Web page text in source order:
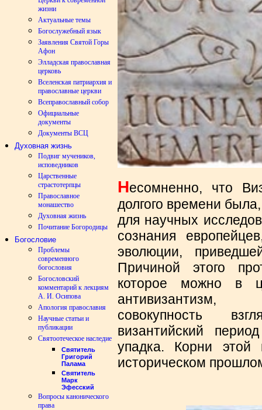
жизни
Актуальные темы
Богослужебный язык
Заявления Святой Горы
Афон
Элладская православная
церковь
Вселенская патриархия и
православные церкви
Всеправославный собор
Официальные
документы
Документы ВСЦ
Духовная жизнь
Подвиг мучеников,
исповедников
Царственные
страстотерпцы
Православное
монашество
Духовная жизнь
Почитание Богородицы
Богословие
Проблемы
современного
богословия
Богословский
комментарий к лекциям
А. И. Осипова
Апология православия
Научные статьи и
публикации
Святоотеческое наследие
Святитель
Григорий
Палама
Святитель
Марк
Эфесский
Вопросы канонического
права
Несомненно, что
долгого времени
для научных
сознания
эволюции,
Причиной этого
которое можно в
антивизантизм,
совокупность
византийский
упадка. Корни этой
историческом